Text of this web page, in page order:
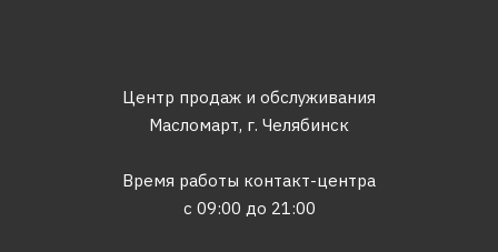
Центр продаж и обслуживания
Масломарт, г. Челябинск
Время работы контакт-центра
с 09:00 до 21:00